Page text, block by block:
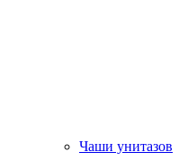
Чаши унитазов